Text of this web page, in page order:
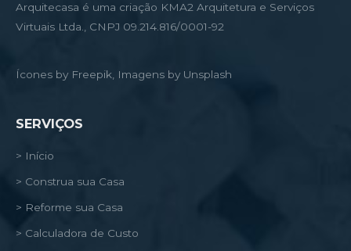
Arquitecasa é uma criação KMA2 Arquitetura e Serviços
Virtuais Ltda., CNPJ 09.214.816/0001-92
Ícones by Freepik, Imagens by Unsplash
SERVIÇOS
> Início
> Construa sua Casa
> Reforme sua Casa
> Calculadora de Custo